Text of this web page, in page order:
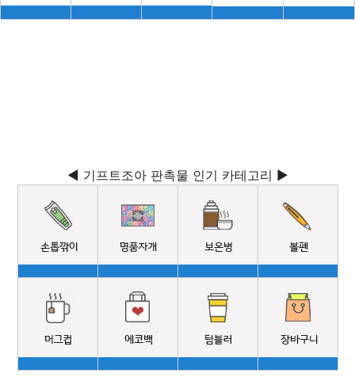
◀ 기프트조아 판촉물 인기 카테고리 ▶